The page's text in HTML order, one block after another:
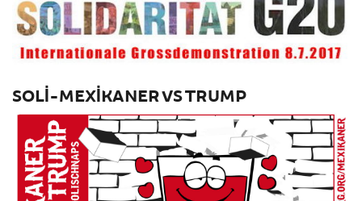
SOLI-MEXIKANER VS TRUMP